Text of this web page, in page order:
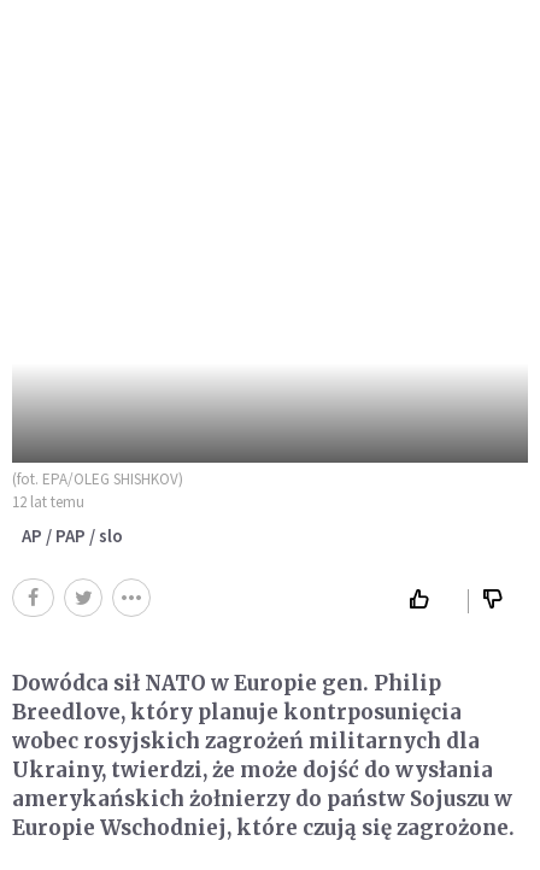
(fot. EPA/OLEG SHISHKOV)
12 lat temu
AP / PAP / slo
Dowódca sił NATO w Europie gen. Philip
Breedlove, który planuje kontrposunięcia
wobec rosyjskich zagrożeń militarnych dla
Ukrainy, twierdzi, że może dojść do wysłania
amerykańskich żołnierzy do państw Sojuszu w
Europie Wschodniej, które czują się zagrożone.